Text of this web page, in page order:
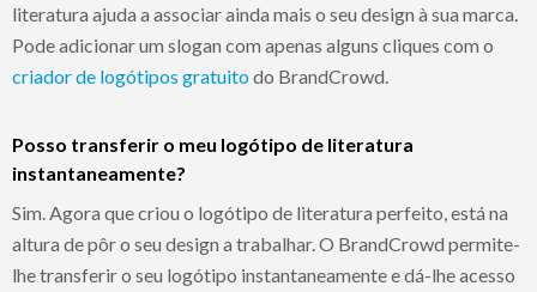
literatura ajuda a associar ainda mais o seu design à sua marca.
Pode adicionar um slogan com apenas alguns cliques com o
criador de logótipos gratuitodo BrandCrowd.
Posso transferir o meu logótipo de literatura
instantaneamente?
Sim. Agora que criou o logótipo de literatura perfeito, está na
altura de pôr o seu design a trabalhar. O BrandCrowd permite-
lhe transferir o seu logótipo instantaneamente e dá-lhe acesso